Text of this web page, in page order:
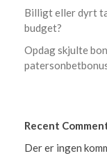
Billigt eller dyrt
budget?
Opdag skjulte
Recent
Der er ingen